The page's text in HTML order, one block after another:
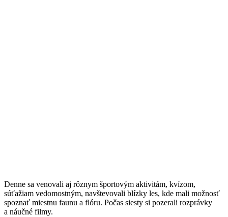
Denne sa venovali aj rôznym športovým aktivitám, kvízom,
súťažiam vedomostným, navštevovali blízky les, kde mali možnosť
spoznať miestnu faunu a flóru. Počas siesty si pozerali rozprávky
a náučné filmy.